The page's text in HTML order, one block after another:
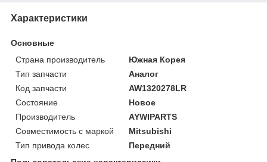
Характеристики
Основные
Страна производитель
Южная Корея
Тип запчасти
Аналог
Код запчасти
AW1320278LR
Состояние
Новое
Производитель
AYWIPARTS
Совместимость с маркой
Mitsubishi
Тип привода колес
Передний